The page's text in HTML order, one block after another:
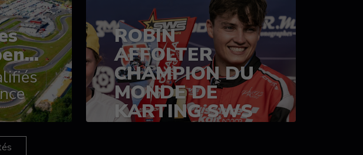
ROBIN
AFFOLTER
CHAMPION DU
MONDE DE
KARTING SWS